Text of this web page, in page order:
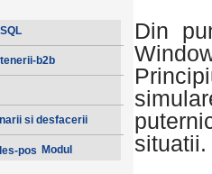
(B2B)
si desfacerii
Modul
Din
situatii.